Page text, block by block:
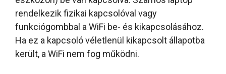
rendelkezik fizikai kapcsolóval vagy
funkciógombbal a WiFi be- és kikapcsolásához.
Ha ez a kapcsoló véletlenül kikapcsolt állapotba
került, a WiFi nem fog működni.